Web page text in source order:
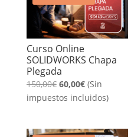
Curso Online
SOLIDWORKS Chapa
Plegada
150,00€ El
precio
60,00€El
precio
(Sin
impuestos incluidos)